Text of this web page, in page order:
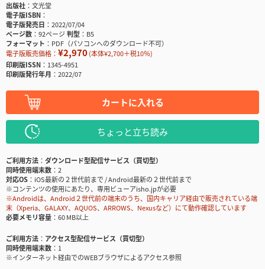
出版社
文光堂
電子版ISBN
電子版発売日
2022/07/04
ページ数
92ページ判型
B5
フォーマット
PDF（パソコンへのダウンロード不可）
電子版販売価格： ¥2,970(本体¥2,700＋税10％)
印刷版ISSN
1345-4951
印刷版発行年月
2022/07
カートに入れる
ちょっと立ち読み
ご利用方法
ダウンロード型配信サービス（買切型）
同時使用端末数
2
対応OS
iOS最新の２世代前まで / Android最新の２世代前まで
※コンテンツの使用にあたり、専用ビューアisho.jpが必要
※Androidは、Android２世代前の端末のうち、国内キャリア経由で販売されている端
末（Xperia、GALAXY、AQUOS、ARROWS、Nexusなど）にて動作確認しています
必要メモリ容量
60 MB以上
ご利用方法
アクセス型配信サービス（買切型）
同時使用端末数
1
※インターネット経由でのWEBブラウザによるアクセス参照